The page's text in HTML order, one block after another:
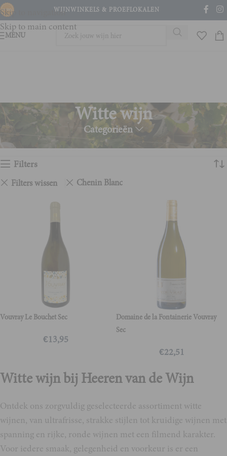
Skip to navigation
Skip to main content
WIJNWINKELS & PROEFLOKALEN
MENU
Witte wijn
Categorieën
Home
Filters
Filters wissen Chenin Blanc
Vouvray Le Bouchet Sec
€13,95
Domaine de la Fontainerie Vouvray
Sec
€22,51
Witte wijn bij Heeren van de Wijn
Ontdek ons zorgvuldig geselecteerde assortiment witte
wijnen, van ultrafrisse, strakke stijlen tot kruidige wijnen met
spanning en rijke, ronde wijnen met een filmend karakter.
Voor iedere smaak, gelegenheid en voorkeur is er een